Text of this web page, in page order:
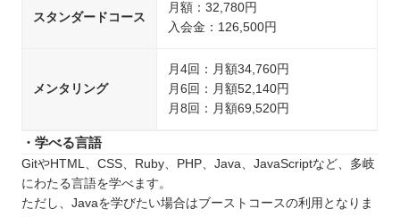
スタンダードコース
月額：32,780円
入会金：126,500円
メンタリング
月4回：月額34,760円
月6回：月額52,140円
月8回：月額69,520円
・学べる言語
GitやHTML、CSS、Ruby、PHP、Java、JavaScriptなど、多岐
にわたる言語を学べます。
ただし、Javaを学びたい場合はブーストコースの利用となりま